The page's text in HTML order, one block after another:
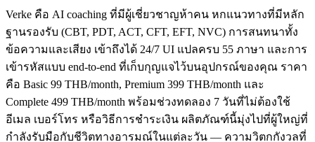
Verke คือ AI coaching ที่มีผู้เชี่ยวชาญห้าคน หกแนวทางที่มีหลัก
ฐานรองรับ (CBT, PDT, ACT, CFT, EFT, NVC) การสนทนาทั้ง
ข้อความและเสียง เข้าถึงได้ 24/7 UI แปลครบ 55 ภาษา และการ
เข้ารหัสแบบ end-to-end ที่เก็บกุญแจไว้บนอุปกรณ์ของคุณ ราคา
คือ Basic 99 THB/month, Premium 399 THB/month และ
Complete 499 THB/month พร้อมช่วงทดลอง 7 วันที่ไม่ต้องใช้
อีเมล เบอร์โทร หรือวิธีการชำระเงิน ผลิตภัณฑ์นี้มุ่งไปที่ผู้ใหญ่ที่
กำลังรับมือกับชีวิตทางอารมณ์ในแต่ละวัน — ความวิตกกังวลที่